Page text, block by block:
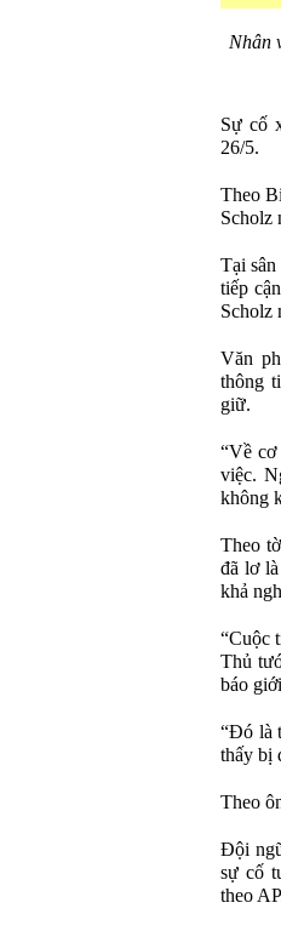
Nhân
Sự cố
26/5.
Theo
Scholz
Tại
tiếp
Scholz
Văn
thông
giữ.
“Về cơ
việc.
không
Theo
đã lơ
khả
“Cuộc
Thủ
báo
“Đó là
thấy bị
Theo
Đội
sự cố
theo